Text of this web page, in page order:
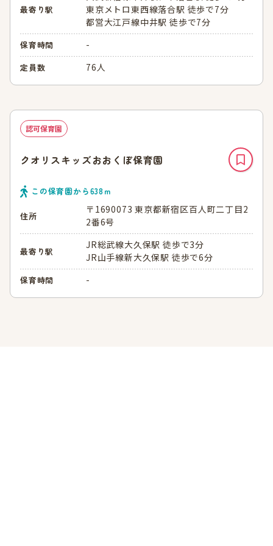
最寄り駅
東京メトロ東西線落合駅 徒歩で7分
都営大江戸線中井駅 徒歩で7分
保育時間 -
定員数 76人
認可保育園
クオリスキッズおおくぼ保育園
この保育園から638ｍ
住所
〒1690073 東京都新宿区百人町二丁目2
2番6号
最寄り駅
JR総武線大久保駅 徒歩で3分
JR山手線新大久保駅 徒歩で6分
保育時間 -